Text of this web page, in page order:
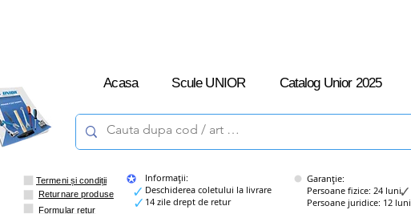
Acasa Scule UNIOR Catalog Unior 2025
Termeni și condiții
Returnare produse
Formular retur
Informații:
Deschiderea coletului la livrare
14 zile drept de retur
Garanție:
Persoane fizice: 24 luni
Persoane juridice: 12 luni